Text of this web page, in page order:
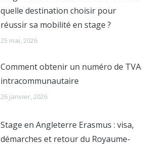
quelle destination choisir pour
réussir sa mobilité en stage ?
25 mai, 2026
Comment obtenir un numéro de TVA
intracommunautaire
26 janvier, 2026
Stage en Angleterre Erasmus : visa,
démarches et retour du Royaume-